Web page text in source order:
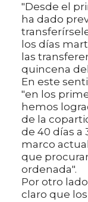
"Desde el
ha dado
los días
las
quincena
En este
"en los
hemos
de la
de 40 días a
marco
que
ordenada".
Por otro
claro que